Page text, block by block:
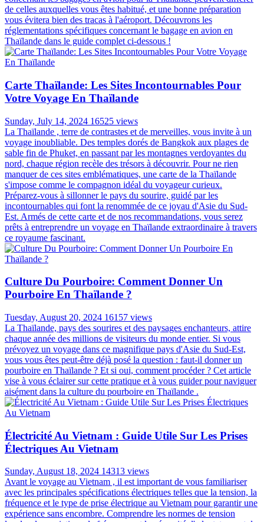
contrainte de retour est séduisante. Cependant, la question se pose :
est-il vraiment possible de voyager sans billet retour en Thaïlande ?
Découvrons ensemble la réponse avec Autour Asia dans l'article ci-
dessous !
Bagage En Avion En Thaïlande: Guide Complet
Pour Préparer Votre Voyage
La Thaïlande, avec ses plages de sable fin, ses temples majestueux
et sa cuisine exotique, est une destination de rêve pour de nombreux
voyageurs. Cependant, avant de vous envoler vers ce pays aux mille
sourires, il est essentiel de bien préparer vos bagages. Les règles
concernant les bagages en avion pour la Thaïlande peuvent différer
de celles auxquelles vous êtes habitué, et une bonne préparation
vous évitera bien des tracas à l'aéroport. Découvrons les
réglementations spécifiques concernant le bagage en avion en
Thaïlande dans le guide complet ci-dessous !
Carte Thaïlande: Les Sites Incontournables Pour
Sunday, July 14, 2024 16525 views
La Thaïlande , terre de contrastes et de merveilles, vous invite à un
voyage inoubliable. Des temples dorés de Bangkok aux plages de
sable fin de Phuket, en passant par les montagnes verdoyantes du
nord, chaque région recèle des trésors à découvrir. Pour ne rien
manquer de ces sites emblématiques, une carte de la Thaïlande
s'impose comme le compagnon idéal du voyageur curieux.
Préparez-vous à sillonner le pays du sourire, guidé par les
incontournables qui font la renommée de ce joyau d'Asie du Sud-
Est. Armés de cette carte et de nos recommandations, vous serez
prêts à entreprendre un voyage en Thaïlande extraordinaire à travers
ce royaume fascinant.
Culture Du Pourboire: Comment Donner Un
Tuesday, August 20, 2024 16157 views
La Thaïlande, pays des sourires et des paysages enchanteurs, attire
chaque année des millions de visiteurs du monde entier. Si vous
prévoyez un voyage dans ce magnifique pays d'Asie du Sud-Est,